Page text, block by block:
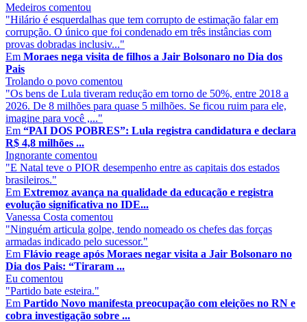
Medeiros comentou
"Hilário é esquerdalhas que tem corrupto de estimação falar em
corrupção. O único que foi condenado em três instâncias com
provas dobradas inclusiv..."
Em Moraes nega visita de filhos a Jair Bolsonaro no Dia dos
Pais
Trolando o povo comentou
"Os bens de Lula tiveram redução em torno de 50%, entre 2018 a
2026. De 8 milhões para quase 5 milhões. Se ficou ruim para ele,
imagine para você ,..."
Em “PAI DOS POBRES”: Lula registra candidatura e declara
R$ 4,8 milhões ...
Ingnorante comentou
"E Natal teve o PIOR desempenho entre as capitais dos estados
brasileiros."
Em Extremoz avança na qualidade da educação e registra
evolução significativa no IDE...
Vanessa Costa comentou
"Ninguém articula golpe, tendo nomeado os chefes das forças
armadas indicado pelo sucessor."
Em Flávio reage após Moraes negar visita a Jair Bolsonaro no
Dia dos Pais: “Tiraram ...
Eu comentou
"Partido bate esteira."
Em Partido Novo manifesta preocupação com eleições no RN e
cobra investigação sobre ...